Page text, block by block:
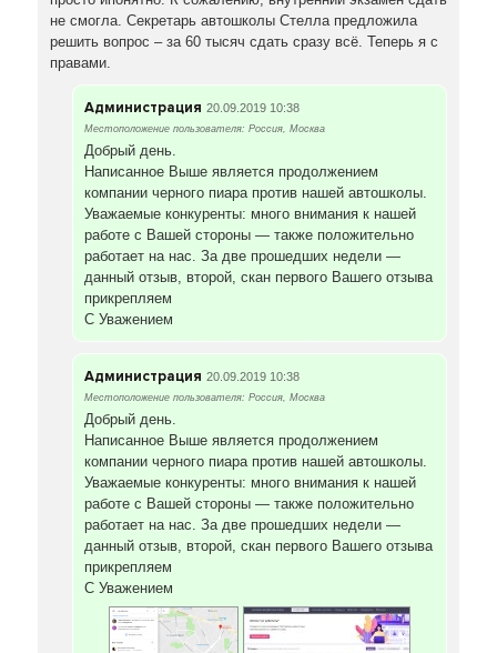
не смогла. Секретарь автошколы Стелла предложила
решить вопрос – за 60 тысяч сдать сразу всё. Теперь я с
правами.
Администрация 20.09.2019 10:38
Местоположение пользователя: Россия, Москва
Добрый день.
Написанное Выше является продолжением
компании черного пиара против нашей автошколы.
Уважаемые конкуренты: много внимания к нашей
работе с Вашей стороны — также положительно
работает на нас. За две прошедших недели —
данный отзыв, второй, скан первого Вашего отзыва
прикрепляем
С Уважением
Администрация 20.09.2019 10:38
Местоположение пользователя: Россия, Москва
Добрый день.
Написанное Выше является продолжением
компании черного пиара против нашей автошколы.
Уважаемые конкуренты: много внимания к нашей
работе с Вашей стороны — также положительно
работает на нас. За две прошедших недели —
данный отзыв, второй, скан первого Вашего отзыва
прикрепляем
С Уважением